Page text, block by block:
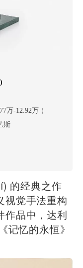
万-12.92万 ）
斯
的经典之作
视觉手法重构
作品中，达利
记忆的永恒》